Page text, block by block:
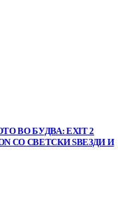
ВО БУДВА: EXIT 2
СО СВЕТСКИ ЅВЕЗДИ И